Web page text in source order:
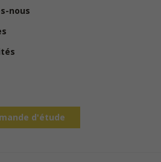
nous
d'étude